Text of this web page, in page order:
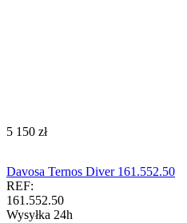
‍5 150‍ zł
Davosa Ternos Diver 161.552.50
REF:
161.552.50
Wysyłka 24h